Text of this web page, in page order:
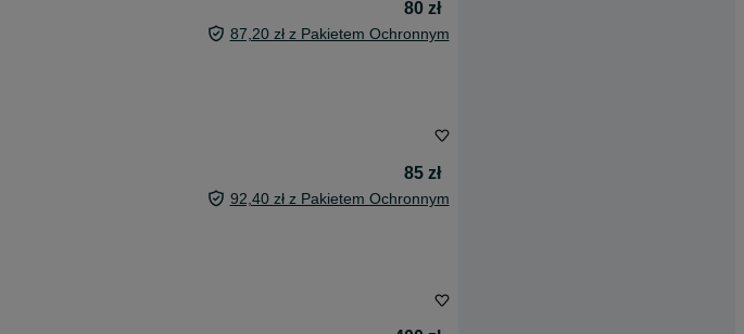
80 zł
87,20 zł z Pakietem Ochronnym
85 zł
92,40 zł z Pakietem Ochronnym